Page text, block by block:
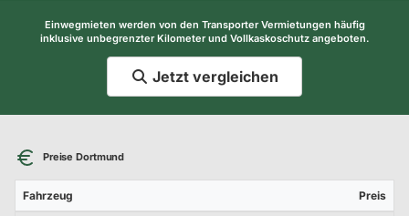
Einwegmieten werden von den Transporter Vermietungen häufig
inklusive unbegrenzter Kilometer und Vollkaskoschutz angeboten.
Jetzt vergleichen
Preise Dortmund
Fahrzeug Preis